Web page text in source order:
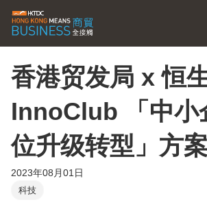
香港贸发局 x 恒
InnoClub 「中小
位升级转型」方
2023年08月01日
科技